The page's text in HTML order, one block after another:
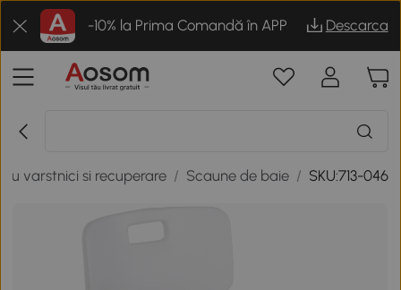
-10% la Prima Comandă în APP Descarca
varstnici si recuperare / Scaune de baie / SKU:713-046